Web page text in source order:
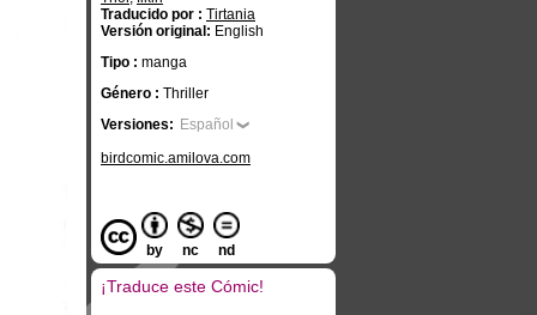
Traducido por : Tirtania
Versión original: English
Tipo : manga
Género : Thriller
Versiones: Español
birdcomic.amilova.com
by nc nd
¡Traduce este Cómic!